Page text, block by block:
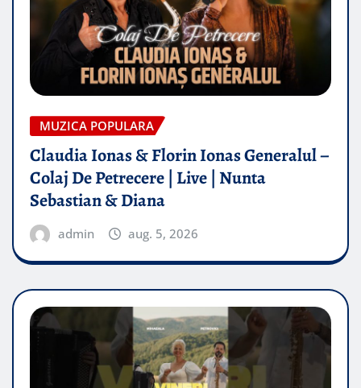
MUZICA POPULARA
Claudia Ionas & Florin Ionas Generalul –
Colaj De Petrecere | Live | Nunta
Sebastian & Diana
admin aug. 5, 2026